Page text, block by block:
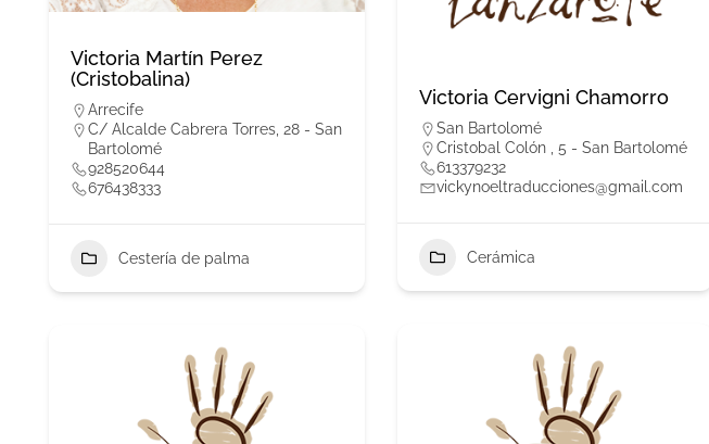
Victoria Martín Perez
(Cristobalina)
Arrecife
C/ Alcalde Cabrera Torres, 28 - San
Bartolomé
928520644
676438333
Cestería de palma
Victoria Cervigni Chamorro
San Bartolomé
Cristobal Colón , 5 - San Bartolomé
613379232
vickynoeltraducciones@gmail.com
Cerámica